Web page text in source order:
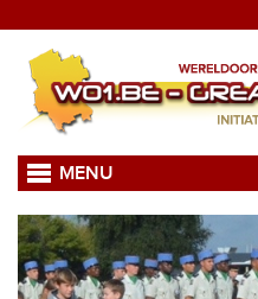
MENU